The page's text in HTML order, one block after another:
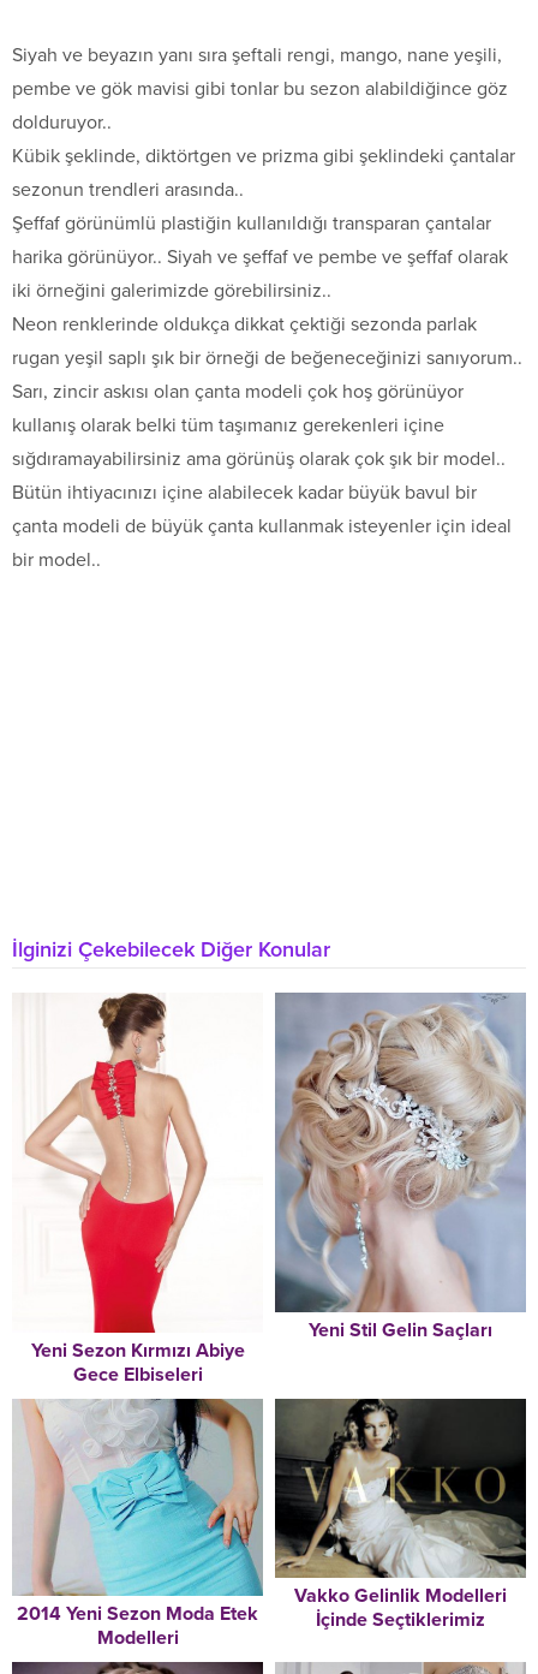
Siyah ve beyazın yanı sıra şeftali rengi, mango, nane yeşili,
pembe ve gök mavisi gibi tonlar bu sezon alabildiğince göz
dolduruyor..
Kübik şeklinde, diktörtgen ve prizma gibi şeklindeki çantalar
sezonun trendleri arasında..
Şeffaf görünümlü plastiğin kullanıldığı transparan çantalar
harika görünüyor.. Siyah ve şeffaf ve pembe ve şeffaf olarak
iki örneğini galerimizde görebilirsiniz..
Neon renklerinde oldukça dikkat çektiği sezonda parlak
rugan yeşil saplı şık bir örneği de beğeneceğinizi sanıyorum..
Sarı, zincir askısı olan çanta modeli çok hoş görünüyor
kullanış olarak belki tüm taşımanız gerekenleri içine
sığdıramayabilirsiniz ama görünüş olarak çok şık bir model..
Bütün ihtiyacınızı içine alabilecek kadar büyük bavul bir
çanta modeli de büyük çanta kullanmak isteyenler için ideal
bir model..
İlginizi Çekebilecek Diğer Konular
Yeni Sezon Kırmızı Abiye
Gece Elbiseleri
Yeni Stil Gelin Saçları
2014 Yeni Sezon Moda Etek
Modelleri
Vakko Gelinlik Modelleri
İçinde Seçtiklerimiz